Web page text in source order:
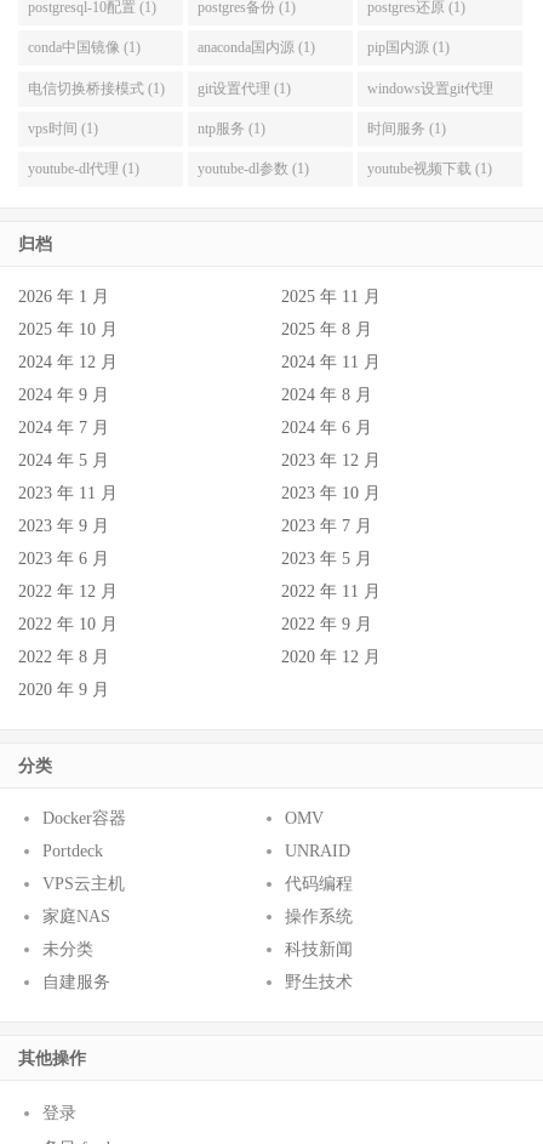
postgresql-10配置 (1) postgres备份 (1) postgres还原 (1)
conda中国镜像 (1) anaconda国内源 (1) pip国内源 (1)
电信切换桥接模式 (1) git设置代理 (1) windows设置git代理
(1)
vps时间 (1) ntp服务 (1) 时间服务 (1)
youtube-dl代理 (1) youtube-dl参数 (1) youtube视频下载 (1)
归档
2026 年 1 月
2025 年 11 月
2025 年 10 月
2025 年 8 月
2024 年 12 月
2024 年 11 月
2024 年 9 月
2024 年 8 月
2024 年 7 月
2024 年 6 月
2024 年 5 月
2023 年 12 月
2023 年 11 月
2023 年 10 月
2023 年 9 月
2023 年 7 月
2023 年 6 月
2023 年 5 月
2022 年 12 月
2022 年 11 月
2022 年 10 月
2022 年 9 月
2022 年 8 月
2020 年 12 月
2020 年 9 月
分类
Docker容器
OMV
Portdeck
UNRAID
VPS云主机
代码编程
家庭NAS
操作系统
未分类
科技新闻
自建服务
野生技术
其他操作
登录